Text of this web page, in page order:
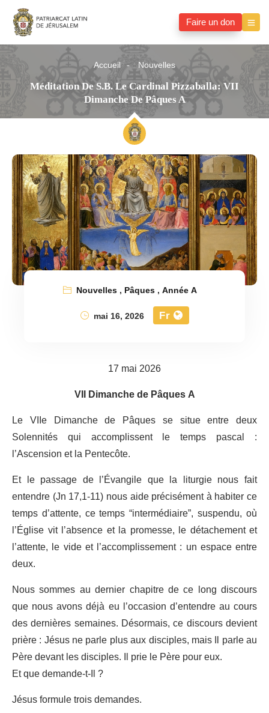
Faire un don
Accueil Nouvelles
Méditation De S.B. Le Cardinal Pizzaballa: VII
Dimanche De Pâques A
Nouvelles, Pâques,Année A
mai 16, 2026
Fr
17 mai 2026
VII Dimanche de Pâques A
Le VIIe Dimanche de Pâques se situe entre deux
Solennités qui accomplissent le temps pascal :
l’Ascension et la Pentecôte.
Et le passage de l’Évangile que la liturgie nous fait
entendre (Jn 17,1-11) nous aide précisément à habiter ce
temps d’attente, ce temps “intermédiaire”, suspendu, où
l’Église vit l’absence et la promesse, le détachement et
l’attente, le vide et l’accomplissement : un espace entre
deux.
Nous sommes au dernier chapitre de ce long discours
que nous avons déjà eu l’occasion d’entendre au cours
des dernières semaines. Désormais, ce discours devient
prière : Jésus ne parle plus aux disciples, mais Il parle au
Père devant les disciples. Il prie le Père pour eux.
Et que demande-t-Il ?
Jésus formule trois demandes.